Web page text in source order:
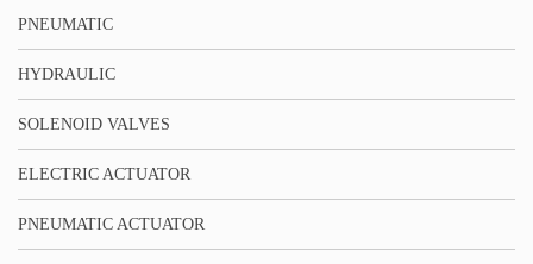
PNEUMATIC
HYDRAULIC
SOLENOID VALVES
ELECTRIC ACTUATOR
PNEUMATIC ACTUATOR